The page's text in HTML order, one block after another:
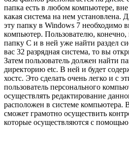
папка есть в любом компьютере, вне
какая система на нем установлена.
эту папку в Windows 7 необходимо
компьютер. Пользователю, конечно,
папку C и в ней уже найти раздел
вас 32 разрядная система, то вы
Затем пользователь должен найти
директорию etc. В ней и будет
хостс. Это сделать очень легко и с
пользователь персонального
осуществлять редактирование
расположен в системе компьютера.
сможет грамотно осуществить
которые осуществляются с